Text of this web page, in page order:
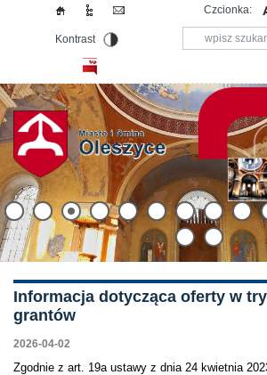
Czcionka:
Kontrast
Informacja dotycząca oferty w
grantów
2026-04-02
Zgodnie z art. 19a ustawy z dnia 24 kwietnia